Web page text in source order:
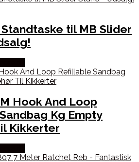
Standtaske til MB Slider
Hook And Loop
Kg Empty
Kikkerter